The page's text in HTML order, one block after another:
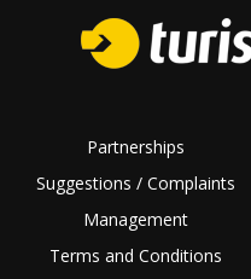
Partnerships
Suggestions / Complaints
Management
Terms and Conditions